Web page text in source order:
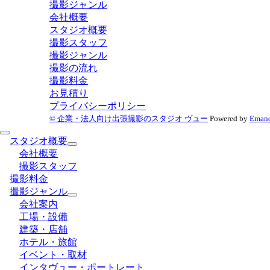
シ
ョ
ン
撮影ジャンル
会社概要
スタジオ概要
撮影スタッフ
撮影ジャンル
撮影の流れ
撮影料金
お見積り
プライバシーポリシー
© 企業・法人向け出張撮影のスタジオ ヴュー Powered by
スタジオ概要
会社概要
撮影スタッフ
撮影料金
撮影ジャンル
会社案内
工場・設備
建築・店舗
ホテル・旅館
イベント・取材
インタヴュー・ポートレート